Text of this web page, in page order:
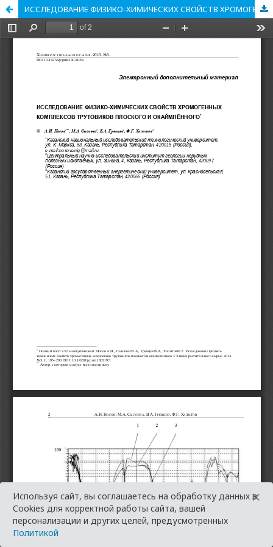
ИССЛЕДОВАНИЕ ФИЗИКО-ХИМИЧЕСКИХ СВОЙСТВ ХРОМОГЕННЫХ КОМПЛЕКСОВ ТРУТОВИКОВ ПЛОСКОГО И ОКАЙМЛЕННОГО
Используя сайт, вы соглашаетесь на обработку данных в
Cookies для корректной работы сайта, вашей
персонализации и других целей, предусмотренных
Политикой
×